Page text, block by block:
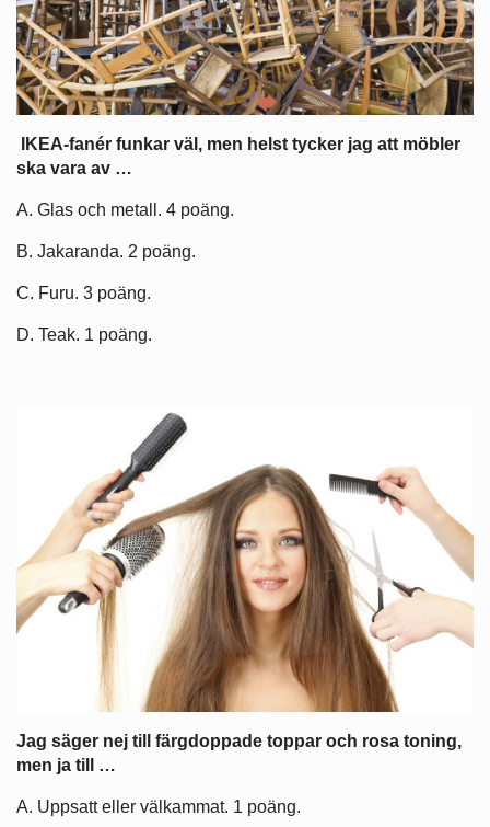
IKEA-fanér funkar väl, men helst tycker jag att möbler
ska vara av …
A. Glas och metall. 4 poäng.
B. Jakaranda. 2 poäng.
C. Furu. 3 poäng.
D. Teak. 1 poäng.
Jag säger nej till färgdoppade toppar och rosa toning,
men ja till …
A. Uppsatt eller välkammat. 1 poäng.